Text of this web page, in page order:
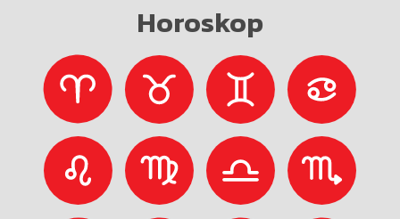
Horoskop